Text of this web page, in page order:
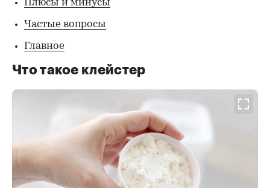
Плюсы и минусы
Частые вопросы
Главное
Что такое клейстер